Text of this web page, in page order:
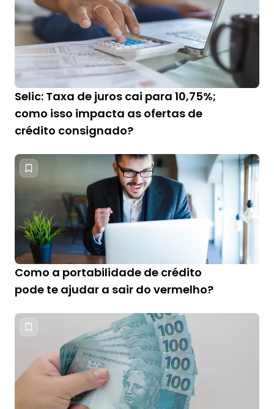
Selic: Taxa de juros cai para 10,75%;
como isso impacta as ofertas de
crédito consignado?
Como a portabilidade de crédito
pode te ajudar a sair do vermelho?